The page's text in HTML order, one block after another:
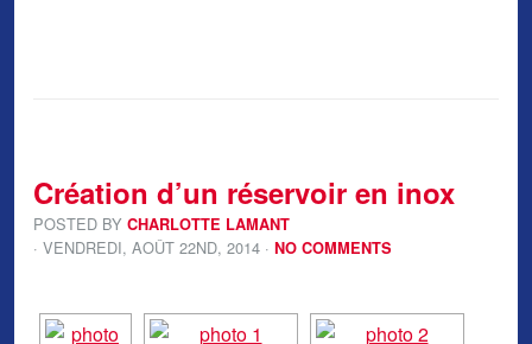
Création d’un réservoir en inox
POSTED BY CHARLOTTE LAMANT
· VENDREDI, AOÛT 22ND, 2014 · NO COMMENTS